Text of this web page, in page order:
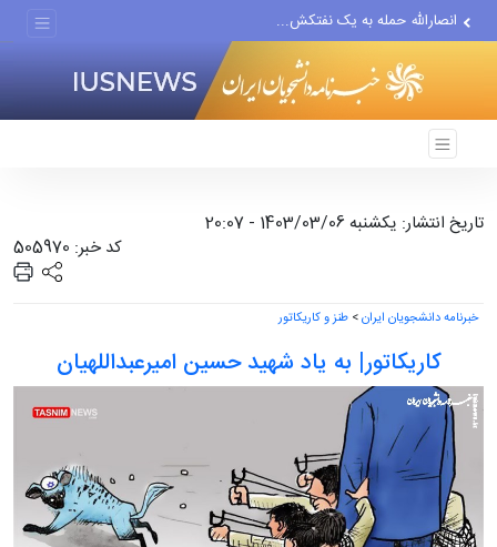
انصارالله حمله به یک نفتکش...
لفاظی جدید نتانیاهو علیه ایران
تاریخ انتشار: یکشنبه 1403/03/06 - 20:07
کد خبر: 505970
خبرنامه دانشجویان ایران> طنز و کاریکاتور
کاریکاتور| به یاد شهید حسین امیرعبداللهیان